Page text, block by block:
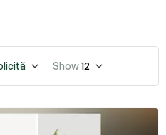
Show12